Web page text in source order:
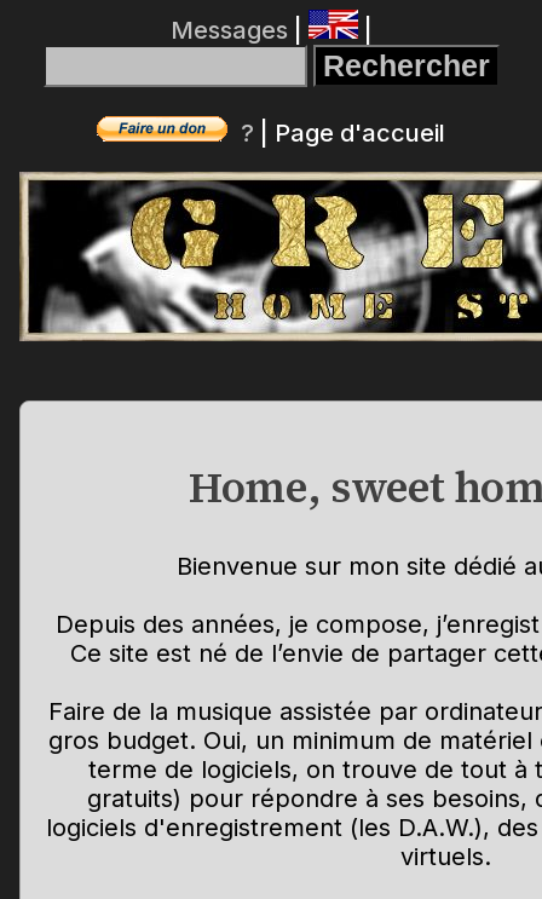
Messages |
? Page d'accueil
Home, sweet
Bienvenue sur mon site dédié
Depuis des années, je compose,
Ce site est né de l’envie de partager
Faire de la musique assistée par
gros budget. Oui, un minimum de
terme de logiciels, on trouve de tout à
gratuits) pour répondre à ses besoins,
logiciels d'enregistrement (les D.A.W.),
virtuels.